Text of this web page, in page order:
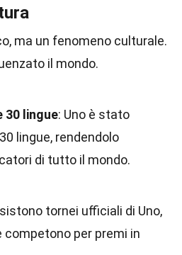
ma un fenomeno culturale.
il mondo.
lingue: Uno è stato
lingue, rendendolo
di tutto il mondo.
tornei ufficiali di Uno,
competono per premi in